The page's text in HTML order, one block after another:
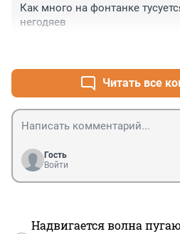
Как много на фонтанке
негодяев
Читать все
Гость
Войти
Надвигается волна